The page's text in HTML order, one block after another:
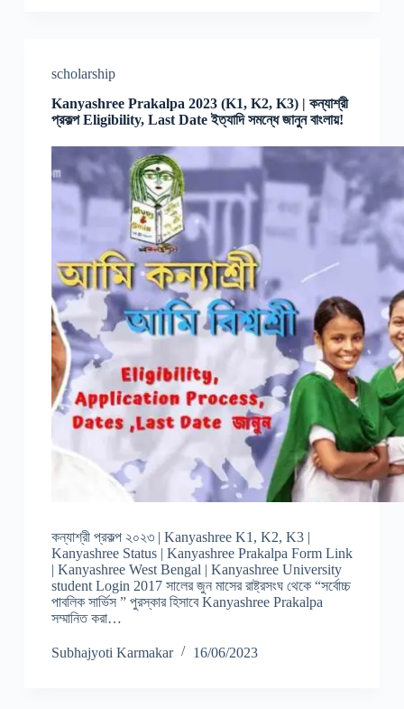
scholarship
Kanyashree Prakalpa 2023 (K1, K2, K3) | কন্যাশ্রী
প্রকল্প Eligibility, Last Date ইত্যাদি সমন্ধে জানুন বাংলায়!
কন্যাশ্রী প্রকল্প ২০২৩ | Kanyashree K1, K2, K3 |
Kanyashree Status | Kanyashree Prakalpa Form Link
| Kanyashree West Bengal | Kanyashree University
student Login 2017 সালের জুন মাসের রাষ্ট্রসংঘ থেকে “সর্বোচ্চ
পাবলিক সার্ভিস ” পুরস্কার হিসাবে Kanyashree Prakalpa
সম্মানিত করা…
Subhajyoti Karmakar 16/06/2023